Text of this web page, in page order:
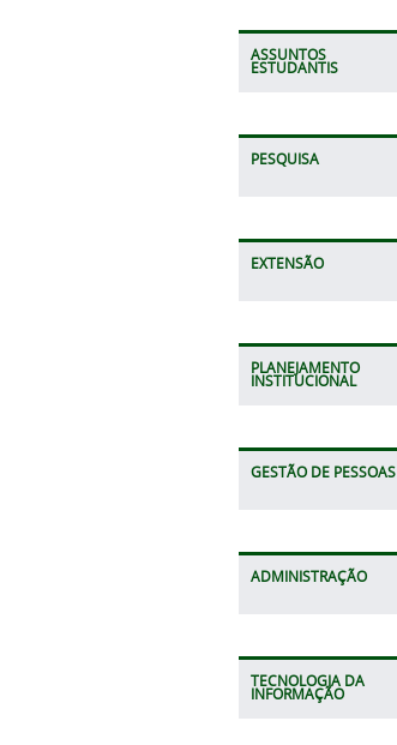
ASSUNTOS
ESTUDANTIS
PESQUISA
EXTENSÃO
PLANEJAMENTO
INSTITUCIONAL
GESTÃO DE PESSOAS
ADMINISTRAÇÃO
TECNOLOGIA DA
INFORMAÇÃO